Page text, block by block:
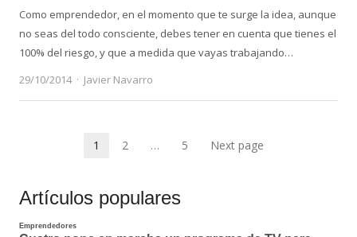
Como emprendedor, en el momento que te surge la idea, aunque
no seas del todo consciente, debes tener en cuenta que tienes el
100% del riesgo, y que a medida que vayas trabajando…
29/10/2014
Author
Javier Navarro
Paginación
entradas
Page
1 Page
2 … Page
5 Next page
Artículos populares